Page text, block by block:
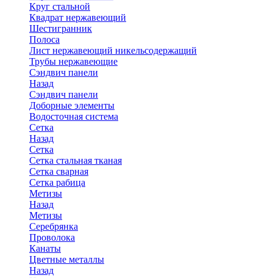
Круг стальной
Квадрат нержавеющий
Шестигранник
Полоса
Лист нержавеющий никельсодержащий
Трубы нержавеющие
Сэндвич панели
Назад
Сэндвич панели
Доборные элементы
Водосточная система
Сетка
Назад
Сетка
Сетка стальная тканая
Сетка сварная
Сетка рабица
Метизы
Назад
Метизы
Серебрянка
Проволока
Канаты
Цветные металлы
Назад